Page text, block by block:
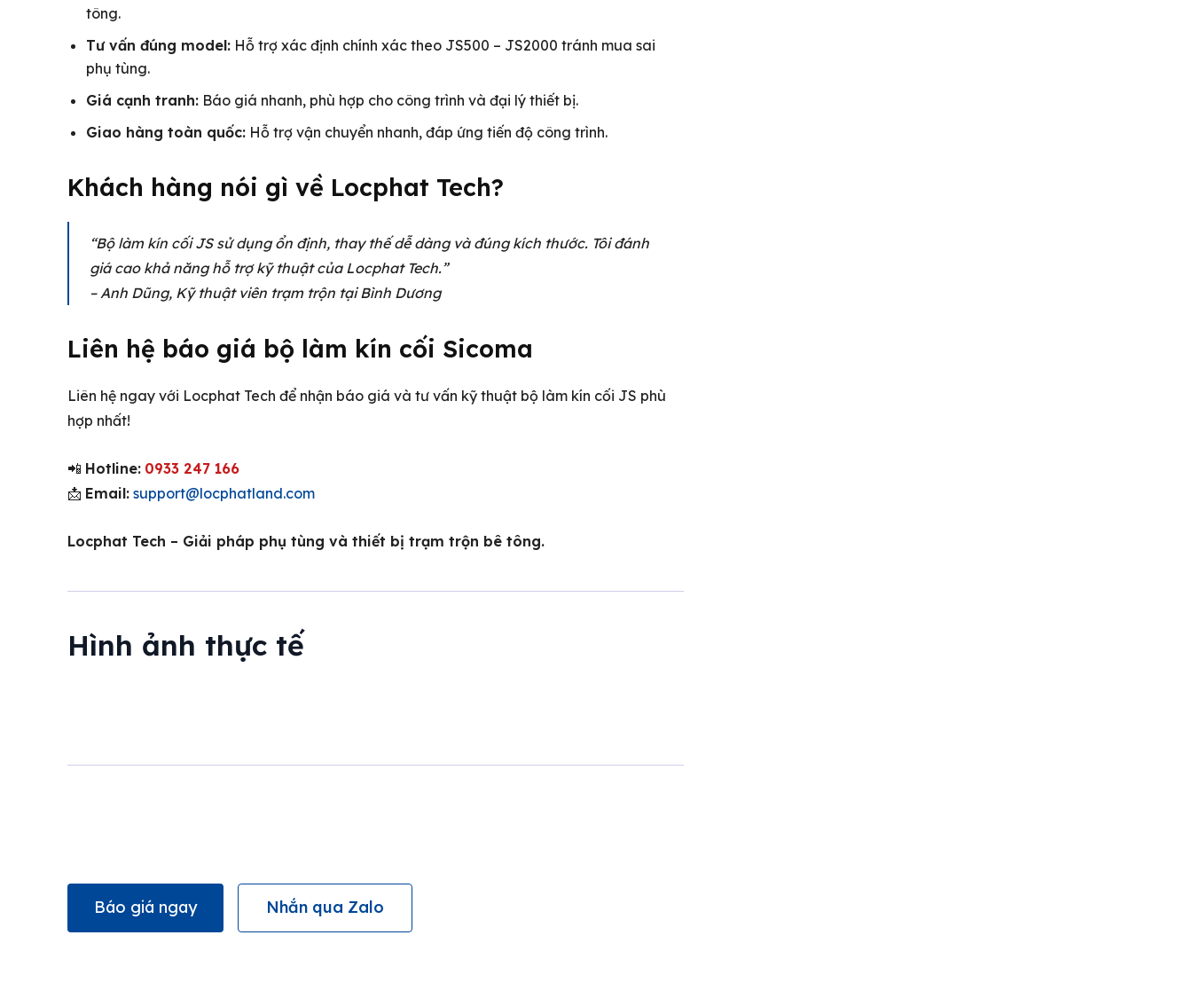
tông.
Tư vấn đúng model: Hỗ trợ xác định chính xác theo JS500 – JS2000 tránh mua sai
phụ tùng.
Giá cạnh tranh: Báo giá nhanh, phù hợp cho công trình và đại lý thiết bị.
Giao hàng toàn quốc: Hỗ trợ vận chuyển nhanh, đáp ứng tiến độ công trình.
Khách hàng nói gì về Locphat Tech?
“Bộ làm kín cối JS sử dụng ổn định, thay thế dễ dàng và đúng kích thước. Tôi đánh
giá cao khả năng hỗ trợ kỹ thuật của Locphat Tech.”
– Anh Dũng, Kỹ thuật viên trạm trộn tại Bình Dương
Liên hệ báo giá bộ làm kín cối Sicoma
Liên hệ ngay với Locphat Tech để nhận báo giá và tư vấn kỹ thuật bộ làm kín cối JS phù
hợp nhất!
📲 Hotline: 0933 247 166
📩 Email: support@locphatland.com
Locphat Tech – Giải pháp phụ tùng và thiết bị trạm trộn bê tông.
Hình ảnh thực tế
Báo giá ngay Nhắn qua Zalo